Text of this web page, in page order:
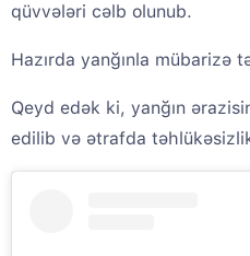
qüvvələri cəlb olunub.
Hazırda yanğınla mübarizə
Qeyd edək ki, yanğın
edilib və ətrafda